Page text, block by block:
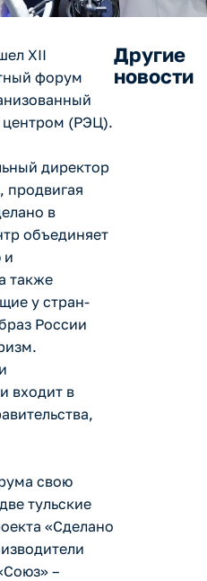
XII
форум
(РЭЦ).
директор
в
объединяет
и
также
у стран-
России
входит в
свою
тульские
«Сделано
–
Другие
новости